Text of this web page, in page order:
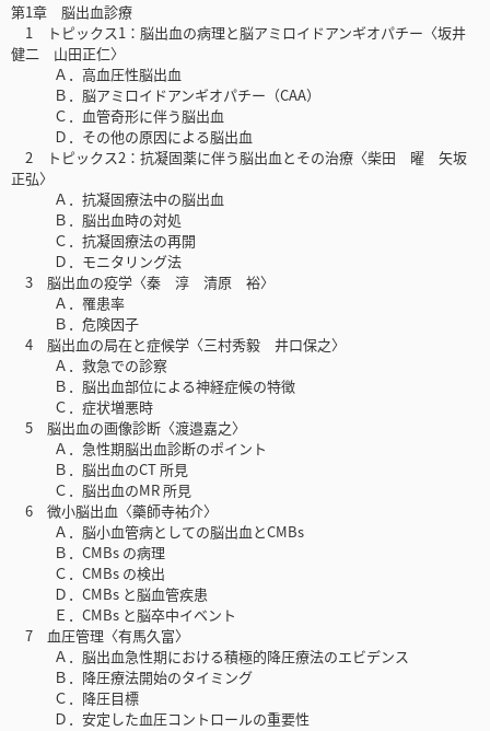
第1章 脳出血診療
1 トピックス1：脳出血の病理と脳アミロイドアンギオパチー〈坂井
健二 山田正仁〉
Ａ．高血圧性脳出血
Ｂ．脳アミロイドアンギオパチー（CAA）
Ｃ．血管奇形に伴う脳出血
Ｄ．その他の原因による脳出血
2 トピックス2：抗凝固薬に伴う脳出血とその治療〈柴田 曜 矢坂
正弘〉
Ａ．抗凝固療法中の脳出血
Ｂ．脳出血時の対処
Ｃ．抗凝固療法の再開
Ｄ．モニタリング法
3 脳出血の疫学〈秦 淳 清原 裕〉
Ａ．罹患率
Ｂ．危険因子
4 脳出血の局在と症候学〈三村秀毅 井口保之〉
Ａ．救急での診察
Ｂ．脳出血部位による神経症候の特徴
Ｃ．症状増悪時
5 脳出血の画像診断〈渡邉嘉之〉
Ａ．急性期脳出血診断のポイント
Ｂ．脳出血のCT 所見
Ｃ．脳出血のMR 所見
6 微小脳出血〈藥師寺祐介〉
Ａ．脳小血管病としての脳出血とCMBs
Ｂ．CMBs の病理
Ｃ．CMBs の検出
Ｄ．CMBs と脳血管疾患
Ｅ．CMBs と脳卒中イベント
7 血圧管理〈有馬久富〉
Ａ．脳出血急性期における積極的降圧療法のエビデンス
Ｂ．降圧療法開始のタイミング
Ｃ．降圧目標
Ｄ．安定した血圧コントロールの重要性